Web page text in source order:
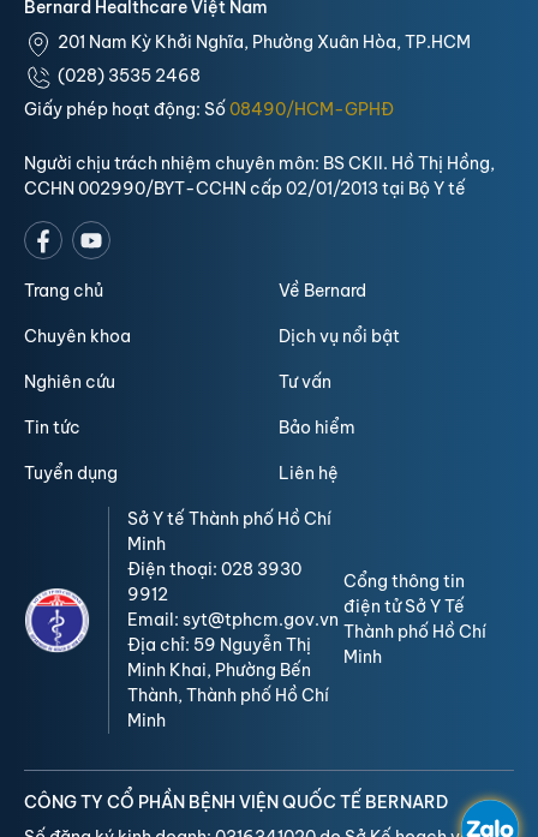
Bernard Healthcare Việt Nam
201 Nam Kỳ Khởi Nghĩa, Phường Xuân Hòa, TP.HCM
(028) 3535 2468
Giấy phép hoạt động: Số08490/HCM-GPHĐ
Người chịu trách nhiệm chuyên môn: BS CKII. Hồ Thị Hồng,
CCHN 002990/BYT-CCHN cấp 02/01/2013 tại Bộ Y tế
Trang chủ Về Bernard
Chuyên khoa Dịch vụ nổi bật
Nghiên cứu Tư vấn
Tin tức Bảo hiểm
Tuyển dụng Liên hệ
Sở Y tế Thành phố Hồ Chí
Minh
Điện thoại: 028 3930
9912
Email: syt@tphcm.gov.vn
Địa chỉ: 59 Nguyễn Thị
Minh Khai, Phường Bến
Thành, Thành phố Hồ Chí
Minh
Cổng thông tin
điện tử Sở Y Tế
Thành phố Hồ Chí
Minh
CÔNG TY CỔ PHẦN BỆNH VIỆN QUỐC TẾ BERNARD